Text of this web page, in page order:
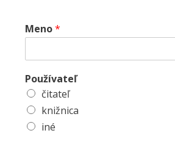
Meno*
Používateľ
čitateľ
knižnica
iné